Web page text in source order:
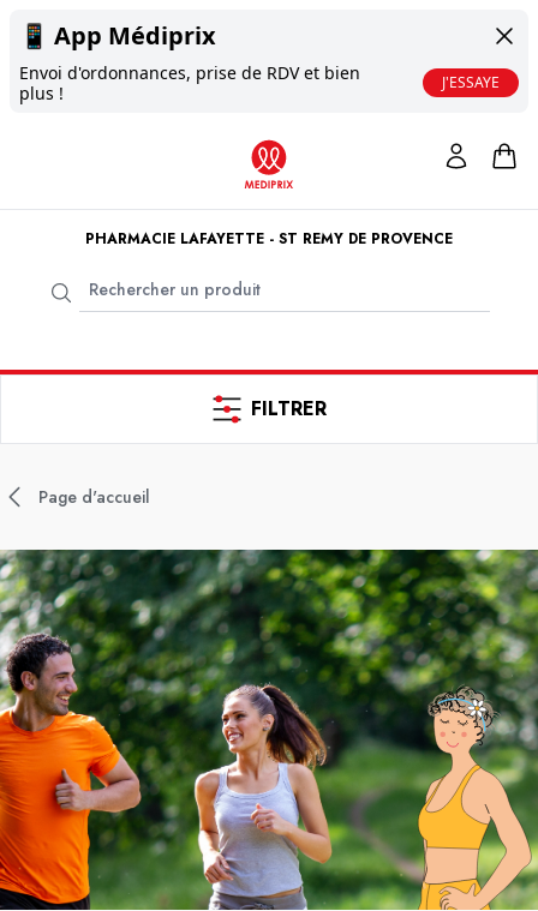
📱 App Médiprix
Envoi d'ordonnances, prise de RDV et bien
plus !
J'ESSAYE
PHARMACIE LAFAYETTE - ST REMY DE PROVENCE
FILTRER
Page d'accueil